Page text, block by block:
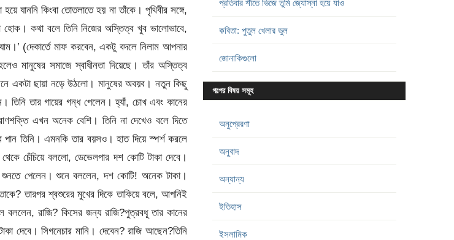
প্রতিবার শীতে ভিজে তুমি জ্যোস্না হয়ে যাও
কবিতা: পুতুল খেলার ভুল
জোনাকিগুলো
গল্পের বিষয় সমূহ
অনুপ্রেরণা
অনুবাদ
অন্যান্য
ইতিহাস
ইসলামিক